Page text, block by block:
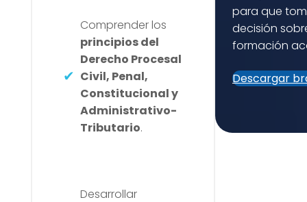
Comprender los
principios del
Derecho Procesal
Civil, Penal,
Constitucional y
Administrativo-
Tributario.
Desarrollar
para que
decisión
formación
Descargar